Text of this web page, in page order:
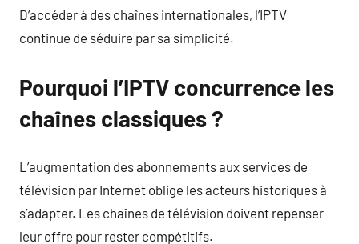
D’accéder à des chaînes internationales, l’IPTV
continue de séduire par sa simplicité.
Pourquoi l’IPTV concurrence les
chaînes classiques ?
L’augmentation des abonnements aux services de
télévision par Internet oblige les acteurs historiques à
s’adapter. Les chaînes de télévision doivent repenser
leur offre pour rester compétitifs.